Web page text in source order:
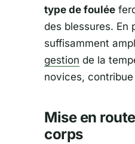
type de foulée
des blessures. En
suffisamment
gestion de la
novices,
Mise en
corps